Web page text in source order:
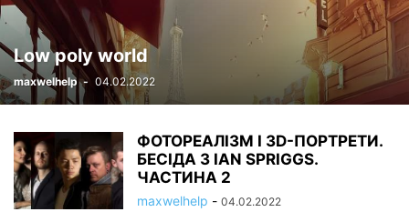
Low poly world
maxwelhelp - 04.02.2022
ФОТОРЕАЛІЗМ І 3D-ПОРТРЕТИ.
БЕСІДА З IAN SPRIGGS.
ЧАСТИНА 2
maxwelhelp - 04.02.2022